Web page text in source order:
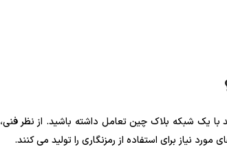
یک شبکه بلاک چین تعامل داشته باشید. از نظر فنی،
نیاز برای استفاده از رمزنگاری را تولید می کنند.